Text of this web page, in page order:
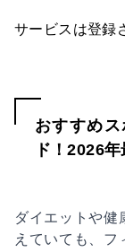
サービスは登録
おすすめ
ド！2026
ダイエットや健
えていても、フ